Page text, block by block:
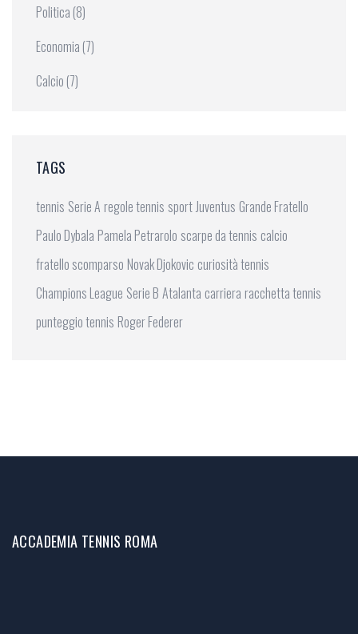
Politica (8)
Economia (7)
Calcio (7)
TAGS
tennis Serie A regole tennis sportJuventus Grande Fratello
Paulo Dybala Pamela Petrarolo scarpe da tennis calcio
fratello scomparso Novak Djokovic curiosità tennis
Champions League Serie B Atalanta carriera racchetta tennis
punteggio tennis Roger Federer
ACCADEMIA TENNIS ROMA